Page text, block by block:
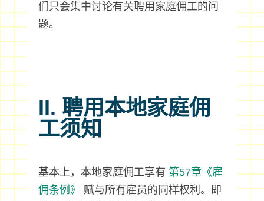
们只会集中讨论有关聘用家庭佣工的问
题。
II. 聘用本地家庭佣
工须知
基本上，本地家庭佣工享有 第57章《雇
佣条例》
赋与所有雇员的同样权利。即